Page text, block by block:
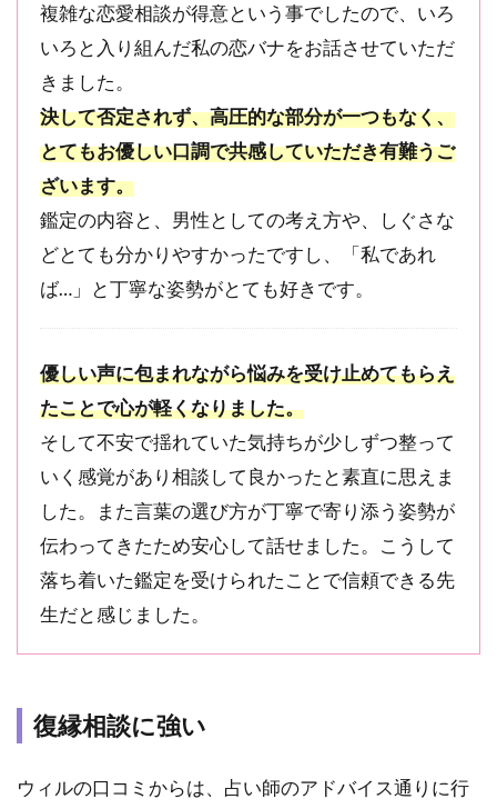
も定評
あり
2.7
7
位：姫
川莉子
先生｜
口コミ
★4.98・
レビュ
ー1,397
雑な恋
にアド
バイス
してく
れる
2.8
8
位：真
月いろ
は先生
｜口コ
ミ
★4.99・
密恋愛
のスペ
スト
複雑な恋愛相談が得意という事でしたので、いろ
いろと入り組んだ私の恋バナをお話させていただ
きました。
決して否定されず、高圧的な部分が一つもなく、
とてもお優しい口調で共感していただき有難うご
ざいます。
鑑定の内容と、男性としての考え方や、しぐさな
どとても分かりやすかったですし、「私であれ
ば…」と丁寧な姿勢がとても好きです。
優しい声に包まれながら悩みを受け止めてもらえ
たことで心が軽くなりました。
そして不安で揺れていた気持ちが少しずつ整って
いく感覚があり相談して良かったと素直に思えま
した。また言葉の選び方が丁寧で寄り添う姿勢が
伝わってきたため安心して話せました。こうして
落ち着いた鑑定を受けられたことで信頼できる先
生だと感じました。
復縁相談に強い
ウィルの口コミからは、占い師のアドバイス通りに行